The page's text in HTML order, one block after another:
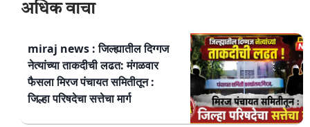
अधिक वाचा
miraj news : जिल्ह्यातील दिग्गज
नेत्यांच्या ताकदीची लढत: मंगळवार
फैसला मिरज पंचायत समितीतून :
जिल्हा परिषदेचा सत्तेचा मार्ग